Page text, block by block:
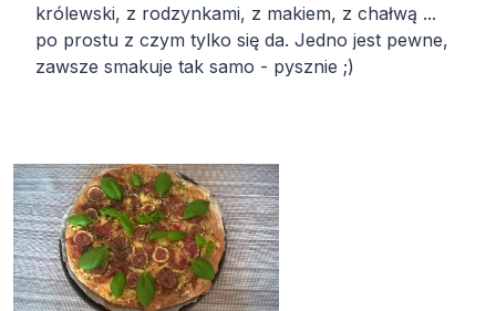
królewski, z rodzynkami, z makiem, z chałwą ...
po prostu z czym tylko się da. Jedno jest pewne,
zawsze smakuje tak samo - pysznie ;)